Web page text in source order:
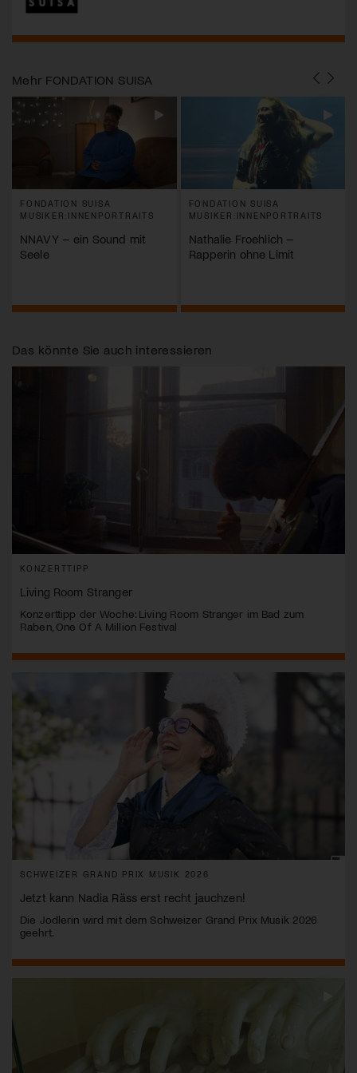
Mehr FONDATION SUISA
FONDATION SUISA
MUSIKER:INNENPORTRAITS
NNAVY – ein Sound mit
Seele
FONDATION SUISA
MUSIKER:INNENPORTRAITS
Nathalie Froehlich –
Rapperin ohne Limit
Das könnte Sie auch interessieren
KONZERTTIPP
Living Room Stranger
Konzerttipp der Woche: Living Room Stranger im Bad zum
Raben, One Of A Million Festival
SCHWEIZER GRAND PRIX MUSIK 2026
Jetzt kann Nadia Räss erst recht jauchzen!
Die Jodlerin wird mit dem Schweizer Grand Prix Musik 2026
geehrt.